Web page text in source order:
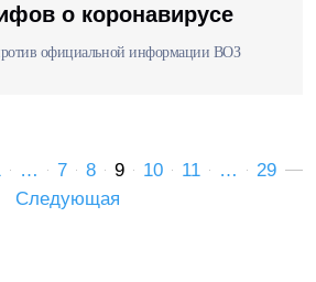
о коронавирусе
официальной информации ВОЗ
… 7 8 9 10 11 …
29
Следующая